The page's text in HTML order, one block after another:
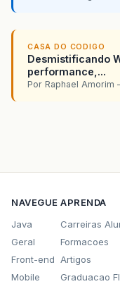
CASA DO CODIGO
Desmistificando
performance,...
Por Raphael
NAVEGUE
Java
Geral
Front-end
Mobile
APRENDA
Carreiras
Formacoes
Artigos
Graduacao